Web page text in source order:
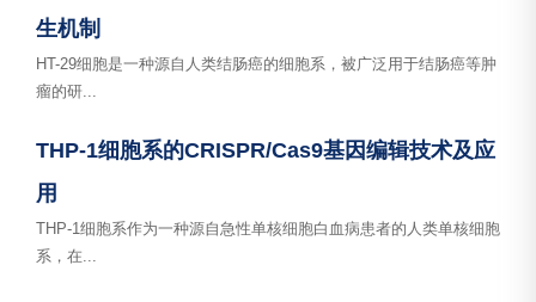
生机制
HT-29细胞是一种源自人类结肠癌的细胞系，被广泛用于结肠癌等肿
瘤的研...
THP-1细胞系的CRISPR/Cas9基因编辑技术及应
用
THP-1细胞系作为一种源自急性单核细胞白血病患者的人类单核细胞
系，在...